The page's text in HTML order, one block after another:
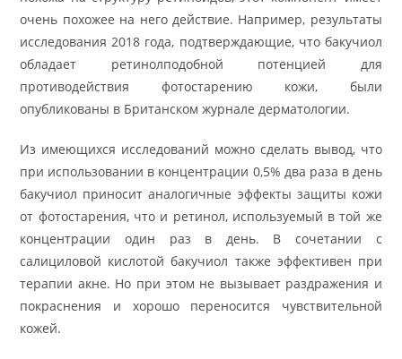
очень похожее на него действие. Например, результаты
исследования 2018 года, подтверждающие, что бакучиол
обладает ретинолподобной потенцией для
противодействия фотостарению кожи, были
опубликованы в Британском журнале дерматологии.
Из имеющихся исследований можно сделать вывод, что
при использовании в концентрации 0,5% два раза в день
бакучиол приносит аналогичные эффекты защиты кожи
от фотостарения, что и ретинол, используемый в той же
концентрации один раз в день. В сочетании с
салициловой кислотой бакучиол также эффективен при
терапии акне. Но при этом не вызывает раздражения и
покраснения и хорошо переносится чувствительной
кожей.